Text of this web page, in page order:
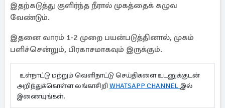
இதற்கடுத்து குளிர்ந்த நீரால் முகத்தைக் கழுவ
வேண்டும்.
இதனை வாரம் 1-2 முறை பயன்படுத்தினால், முகம்
பளிச்சென்றும், பிரகாசமாகவும் இருக்கும்.
உள்நாட்டு மற்றும் வெளிநாட்டு செய்திகளை உடனுக்குடன்
அறிந்துக்கொள்ள லங்காசிறி WHATSAPP CHANNEL இல்
இணையுங்கள்.